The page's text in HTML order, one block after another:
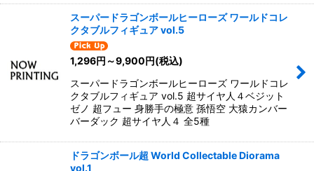
スーパードラゴンボールヒーローズ ワールドコレ
クタブルフィギュア vol.5
1,296円 ～9,900円(税込)
スーパードラゴンボールヒーローズ ワールドコレ
クタブルフィギュア vol.5 超サイヤ人４ベジット
ゼノ 超フュー 身勝手の極意 孫悟空 大猿カンバー
バーダック 超サイヤ人４ 全5種
ドラゴンボール超 World Collectable Diorama
vol.1